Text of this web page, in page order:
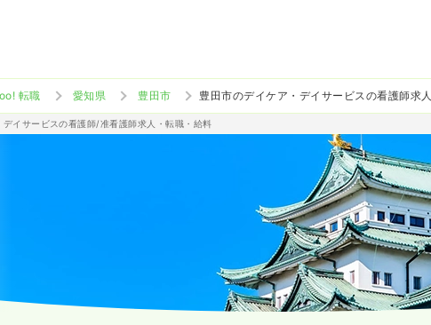
転職 愛知県 豊田市 豊田市のデイケア・デイサービスの看護師求人
イサービスの看護師/准看護師求人・転職・給料